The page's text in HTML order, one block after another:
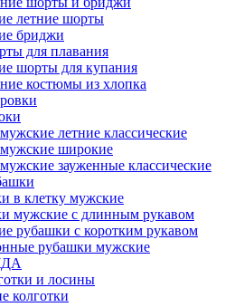
летние шорты
бриджи
для плавания
шорты для купания
костюмы из хлопка
летние классические
широкие
зауженные классические
в клетку мужские
мужские с длинным рукавом
рубашки с коротким рукавом
рубашки мужские
и лосины
колготки